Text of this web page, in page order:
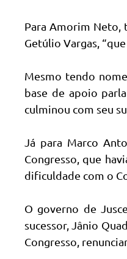
Para Amorim Neto,
Getúlio Vargas,
Mesmo tendo
base de apoio
culminou com seu
Já para Marco
Congresso, que
dificuldade com o
O governo de
sucessor, Jânio
Congresso,